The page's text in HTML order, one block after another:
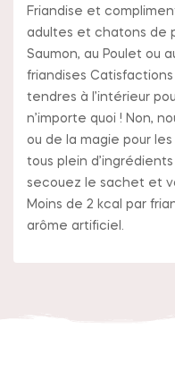
Friandise et
adultes et chatons de
Saumon, au Poulet ou
friandises
tendres à l’intérieur
n’importe quoi ! Non,
ou de la magie pour
tous plein
secouez le sachet et
Moins de 2 kcal par
arôme artificiel.